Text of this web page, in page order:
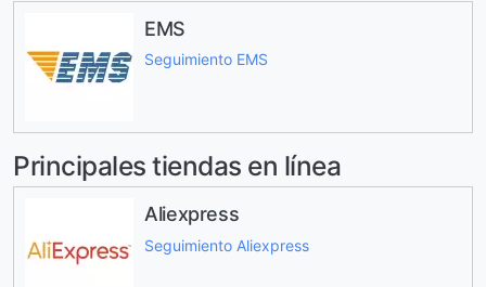
EMS
Seguimiento EMS
Principales tiendas en línea
Aliexpress
Seguimiento Aliexpress